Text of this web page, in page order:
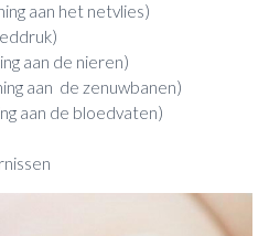
aan het netvlies)
aan de nieren)
aan de zenuwbanen)
aan de bloedvaten)